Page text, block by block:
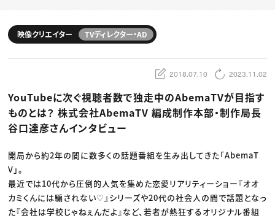
スキルアップしたい！
デザイン
編集・ライティング
マーケティング
ディレクション
業界解説・キャリア事情
お役立ち基礎知識
TOP Creator’s コラム
Webクリエイター
アプリクリエイター
ゲームクリエイター
映像クリエイター
マーケッター
C＆R Magazine
セミナー
ニュース・トレンド
Web
映像
ゲーム・エンタメ
広告
出版
CREATIVE VILLAGEからのお知らせ
映像クリエイター TVディレクター・AD
2018.07.10 2023.11.02
YouTubeに次ぐ視聴者数で独走中のAbemaTVが目指す
ものとは？ 株式会社AbemaTV 編成制作本部・制作局長
谷口達彦さんインタビュー
開局から約2年の間に数多くの話題番組を生み出してきた「AbemaT
V」。
最近では10代から圧倒的人気を集めた恋愛リアリティーショー『オオ
カミくんには騙されない♡』シリーズや20代の社会人の間で話題となっ
た『会社は学校じゃねぇんだよ』など、若者が熱狂するオリジナル番組